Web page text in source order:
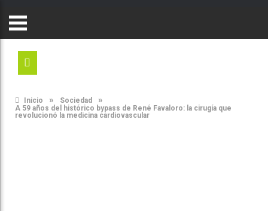
Inicio » Sociedad »
A 59 años del histórico bypass de René Favaloro: la cirugía que
revolucionó la medicina cardiovascular